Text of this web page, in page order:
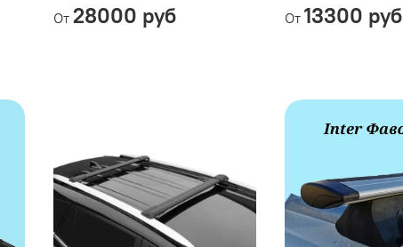
От 28000 руб От 13300 руб